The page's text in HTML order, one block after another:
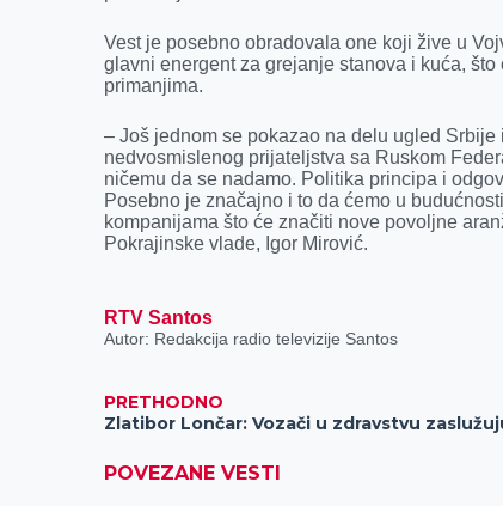
k
e
n
p
Vest je posebno obradovala one koji žive u
glavni energent za grejanje stanova i kuća,
primanjima.
– Još jednom se pokazao na delu ugled
nedvosmislenog prijateljstva sa Ruskom
ničemu da se nadamo. Politika principa i
Posebno je značajno i to da ćemo u
kompanijama što će značiti nove povoljne
Pokrajinske vlade, Igor Mirović.
RTV Santos
Autor: Redakcija radio televizije Santos
PRETHODNO
POVEZANE VESTI